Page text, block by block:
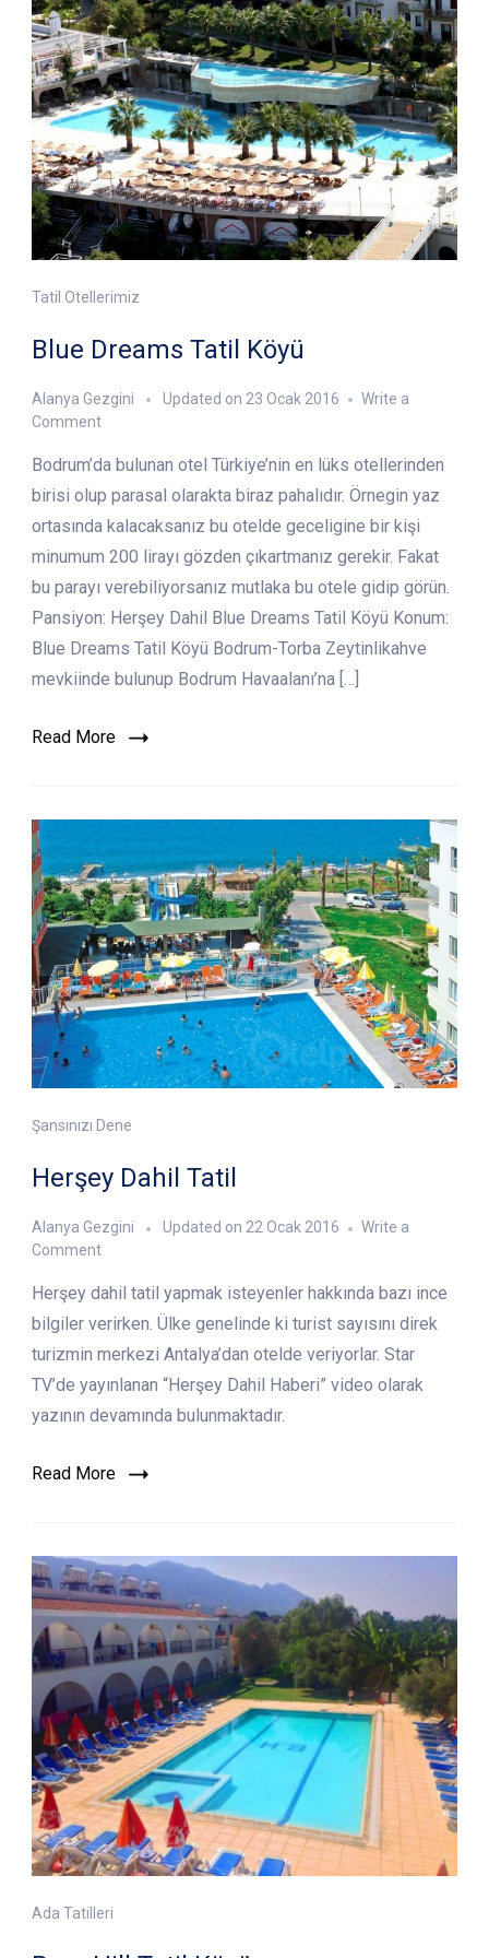
Tatil Otellerimiz
Blue Dreams Tatil Köyü
Alanya Gezgini Updated on 23 Ocak 2016
Write a
Commenton
Dreams
Tatil
Bodrum’da bulunan otel Türkiye’nin en lüks otellerinden
birisi olup parasal olarakta biraz pahalıdır. Örnegin yaz
ortasında kalacaksanız bu otelde geceligine bir kişi
minumum 200 lirayı gözden çıkartmanız gerekir. Fakat
bu parayı verebiliyorsanız mutlaka bu otele gidip görün.
Pansiyon: Herşey Dahil Blue Dreams Tatil Köyü Konum:
Blue Dreams Tatil Köyü Bodrum-Torba Zeytinlikahve
mevkiinde bulunup Bodrum Havaalanı’na […]
Read More
Şansınızı Dene
Herşey Dahil Tatil
Alanya Gezgini Updated on 22 Ocak 2016
Write a
Commenton
Dahil
Tatil
Herşey dahil tatil yapmak isteyenler hakkında bazı ince
bilgiler verirken. Ülke genelinde ki turist sayısını direk
turizmin merkezi Antalya’dan otelde veriyorlar. Star
TV’de yayınlanan “Herşey Dahil Haberi” video olarak
yazının devamında bulunmaktadır.
Read More
Ada Tatilleri